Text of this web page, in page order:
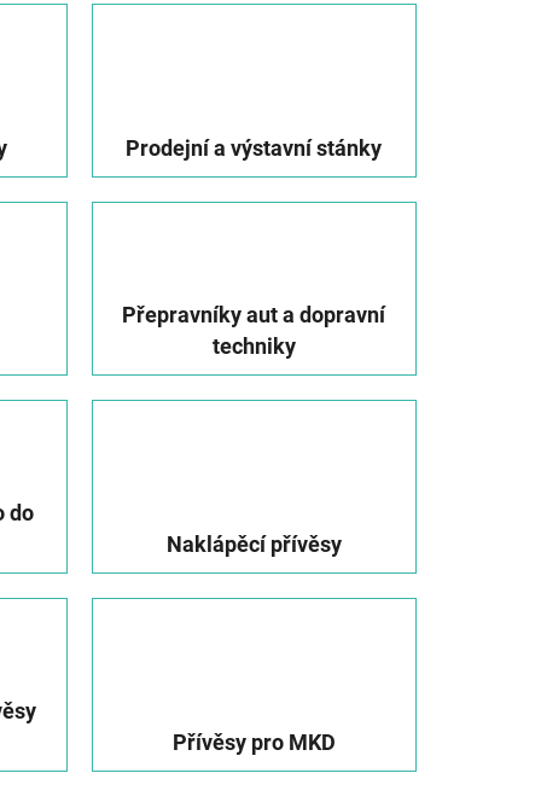
Prodejní a výstavní stánky
Přepravníky aut a dopravní
techniky
do
Naklápěcí přívěsy
Přívěsy pro MKD